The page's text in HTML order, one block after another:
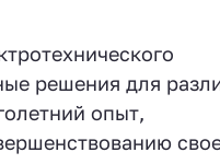
решения для
опыт,